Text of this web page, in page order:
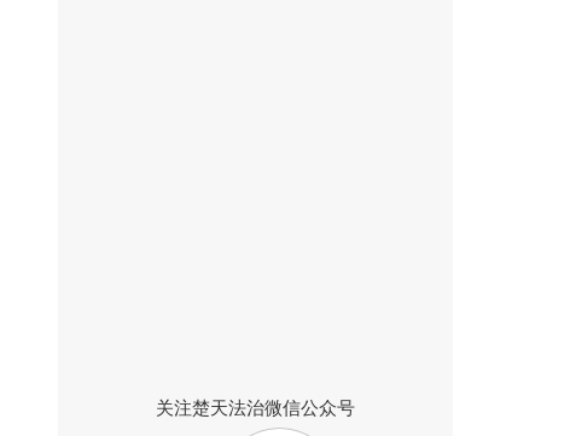
关注楚天法治微信公众号